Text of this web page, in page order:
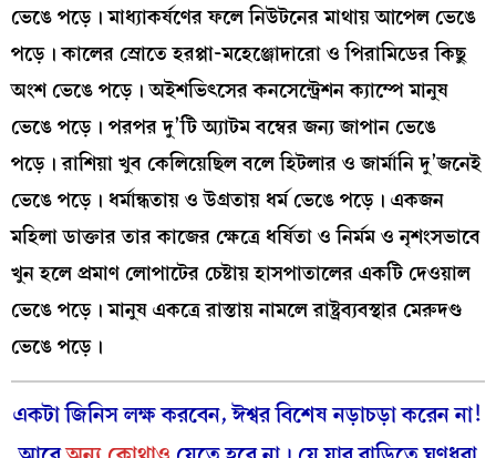
ভেঙে পড়ে। মাধ্যাকর্ষণের ফলে নিউটনের মাথায় আপেল ভেঙে
পড়ে। কালের স্রোতে হরপ্পা-মহেঞ্জোদারো ও পিরামিডের কিছু
অংশ ভেঙে পড়ে। অইশভিৎসের কনসেন্ট্রেশন ক্যাম্পে মানুষ
ভেঙে পড়ে। পরপর দু’টি অ্যাটম বম্বের জন্য জাপান ভেঙে
পড়ে। রাশিয়া খুব কেলিয়েছিল বলে হিটলার ও জার্মানি দু’জনেই
ভেঙে পড়ে। ধর্মান্ধতায় ও উগ্রতায় ধর্ম ভেঙে পড়ে। একজন
মহিলা ডাক্তার তার কাজের ক্ষেত্রে ধর্ষিতা ও নির্মম ও নৃশংসভাবে
খুন হলে প্রমাণ লোপাটের চেষ্টায় হাসপাতালের একটি দেওয়াল
ভেঙে পড়ে। মানুষ একত্রে রাস্তায় নামলে রাষ্ট্রব্যবস্থার মেরুদণ্ড
ভেঙে পড়ে।
একটা জিনিস লক্ষ করবেন, ঈশ্বর বিশেষ নড়াচড়া করেন না!